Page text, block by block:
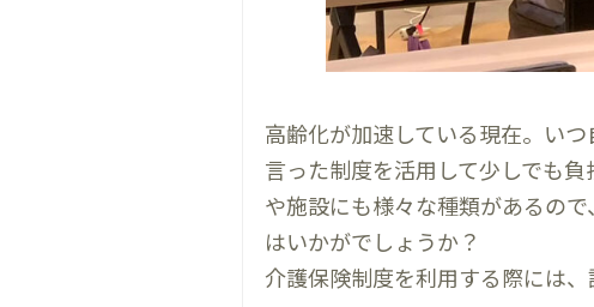
高齢化が加速している現在。い
言った制度を活用して少しでも
や施設にも様々な種類があるの
はいかがでしょうか？
介護保険制度を利用する際には